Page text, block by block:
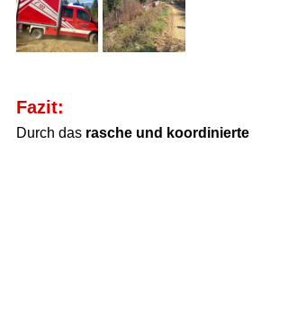
Fazit:
Durch das rasche und koordinierte